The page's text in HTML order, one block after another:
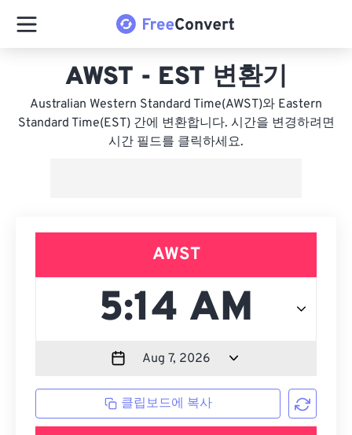
AWST - EST 변환기
Australian Western Standard Time(AWST)와 Eastern
Standard Time(EST) 간에 변환합니다. 시간을 변경하려면
시간 필드를 클릭하세요.
AWST
클립보드에 복사